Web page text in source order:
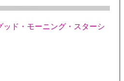
ッド・モーニング・スターシ